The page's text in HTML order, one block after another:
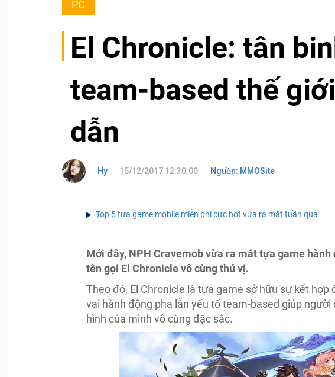
PC
El Chronicle: tân
team-based thế
dẫn
Hy 15/12/2017 12:30:00 Nguồn: MMOSite
Top 5 tựa game mobile miễn phí cực hot vừa ra mắt tuần qua
Mới đây, NPH Cravemob vừa ra mắt tựa game
tên gọi El Chronicle vô cùng thú vị.
Theo đó, El Chronicle là tựa game sở hữu sự kết
vai hành động pha lẫn yếu tố team-based giúp
hình của mình vô cùng đặc sắc.